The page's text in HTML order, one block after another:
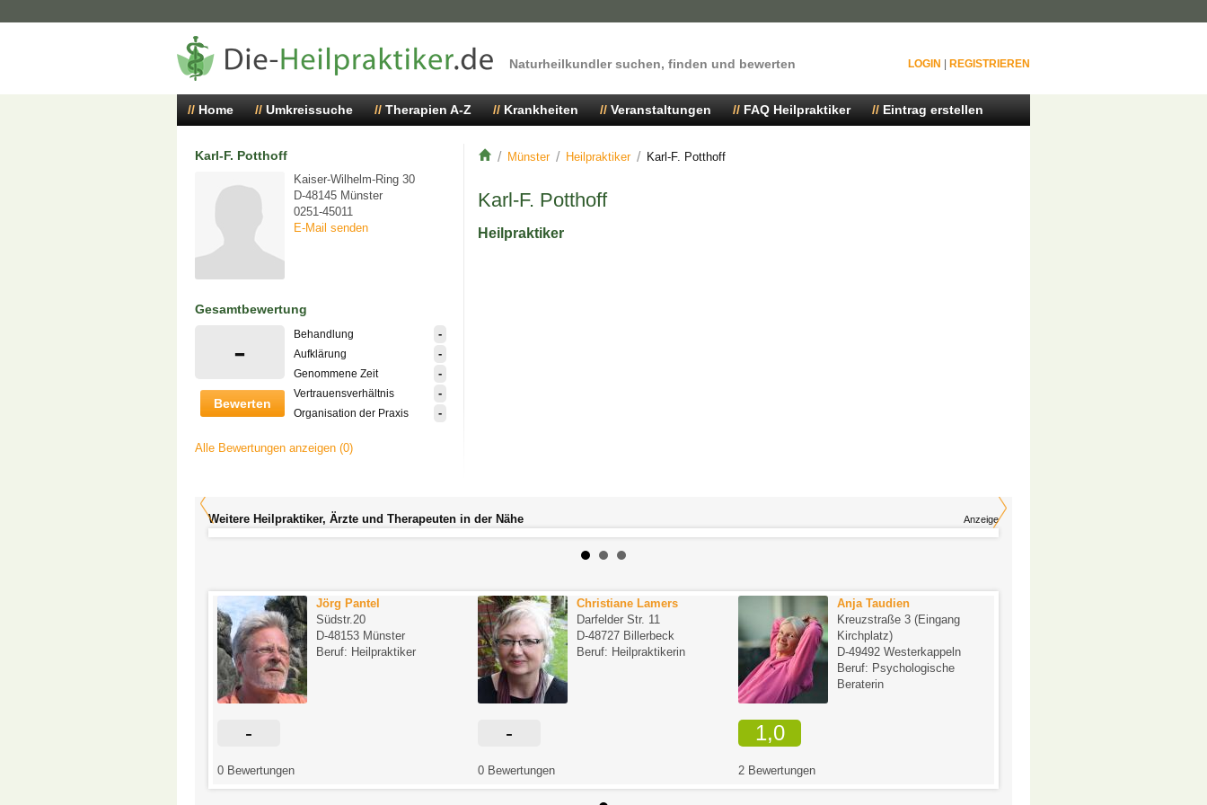
Naturheilkundler suchen, finden und bewerten LOGIN REGISTRIEREN
Home Umkreissuche Therapien A-Z Krankheiten Veranstaltungen FAQ Heilpraktiker Eintrag erstellen
Karl-F. Potthoff
Kaiser-Wilhelm-Ring 30
D-48145 Münster
0251-45011
E-Mail senden
Gesamtbewertung
-
Bewerten
Behandlung -
Aufklärung -
Genommene Zeit -
Vertrauensverhältnis -
Organisation der Praxis -
Alle Bewertungen anzeigen (0)
Münster Heilpraktiker Karl-F. Potthoff
Karl-F. Potthoff
Heilpraktiker
Weitere Heilpraktiker, Ärzte und Therapeuten in der Nähe Anzeige
-
0 Bewertungen
Jörg Pantel
Südstr.20
D-48153 Münster
Beruf: Heilpraktiker
-
0 Bewertungen
Christiane Lamers
Darfelder Str. 11
D-48727 Billerbeck
Beruf: Heilpraktikerin
1,0
2 Bewertungen
Anja Taudien
Kreuzstraße 3 (Eingang
Kirchplatz)
D-49492 Westerkappeln
Beruf: Psychologische
Beraterin